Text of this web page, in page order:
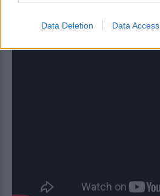
Data Deletion Data Access